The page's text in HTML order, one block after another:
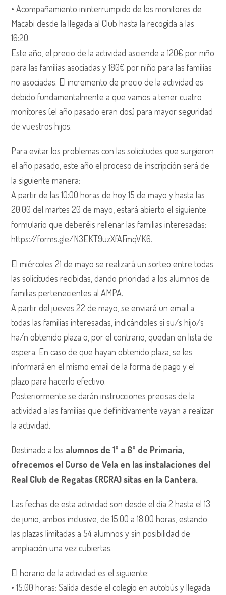
•⁠ ⁠Acompañamiento ininterrumpido de los monitores de
Macabi desde la llegada al Club hasta la recogida a las
16:20.
Este año, el precio de la actividad asciende a 120€ por niño
para las familias asociadas y 180€ por niño para las familias
no asociadas. El incremento de precio de la actividad es
debido fundamentalmente a que vamos a tener cuatro
monitores (el año pasado eran dos) para mayor seguridad
de vuestros hijos.
Para evitar los problemas con las solicitudes que surgieron
el año pasado, este año el proceso de inscripción será de
la siguiente manera:
A partir de las 10:00 horas de hoy 15 de mayo y hasta las
20:00 del martes 20 de mayo, estará abierto el siguiente
formulario que deberéis rellenar las familias interesadas:
https://forms.gle/N3EKT9uzXfAFmqVK6.
El miércoles 21 de mayo se realizará un sorteo entre todas
las solicitudes recibidas, dando prioridad a los alumnos de
familias pertenecientes al AMPA.
A partir del jueves 22 de mayo, se enviará un email a
todas las familias interesadas, indicándoles si su/s hijo/s
ha/n obtenido plaza o, por el contrario, quedan en lista de
espera. En caso de que hayan obtenido plaza, se les
informará en el mismo email de la forma de pago y el
plazo para hacerlo efectivo.
Posteriormente se darán instrucciones precisas de la
actividad a las familias que definitivamente vayan a realizar
la actividad.
Destinado a los alumnos de 1º a 6º de Primaria,
ofrecemos el Curso de Vela en las instalaciones del
Real Club de Regatas (RCRA) sitas en la Cantera.
Las fechas de esta actividad son desde el día 2 hasta el 13
de junio, ambos inclusive, de 15:00 a 18:00 horas, estando
las plazas limitadas a 54 alumnos y sin posibilidad de
ampliación una vez cubiertas.
El horario de la actividad es el siguiente:
•⁠ ⁠15.00 horas: Salida desde el colegio en autobús y llegada